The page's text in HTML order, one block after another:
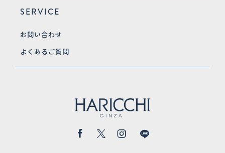
SERVICE
お問い合わせ
よくあるご質問